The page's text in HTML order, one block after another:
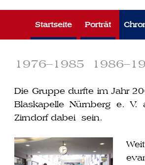
1976–1985
Startseite Porträt
Die Gruppe durf­te im Jahr
Blaskapelle Nürnberg e.
Zirndorf dabei sein.